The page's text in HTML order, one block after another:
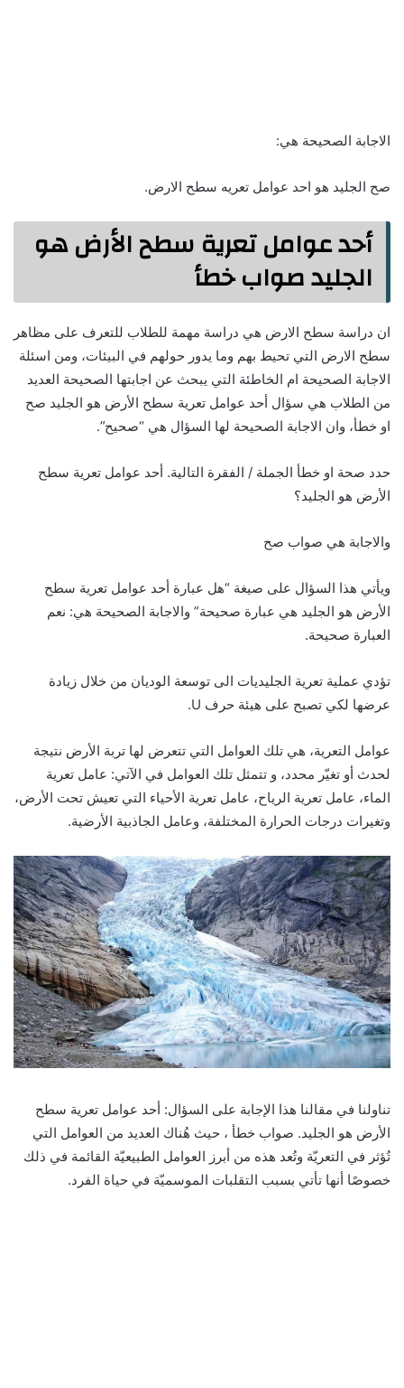
الاجابة الصحيحة هي:
صح الجليد هو احد عوامل تعريه سطح الارض.
أحد عوامل تعرية سطح الأرض هو
الجليد صواب خطأ
ان دراسة سطح الارض هي دراسة مهمة للطلاب للتعرف على مظاهر
سطح الارض التي تحيط بهم وما يدور حولهم في البيئات، ومن اسئلة
الاجابة الصحيحة ام الخاطئة التي يبحث عن اجابتها الصحيحة العديد
من الطلاب هي سؤال أحد عوامل تعرية سطح الأرض هو الجليد صح
او خطأ، وان الاجابة الصحيحة لها السؤال هي “صحيح”.
حدد صحة او خطأ الجملة / الفقرة التالية. أحد عوامل تعرية سطح
الأرض هو الجليد؟
والاجابة هي صواب صح
ويأتي هذا السؤال على صيغة “هل عبارة أحد عوامل تعرية سطح
الأرض هو الجليد هي عبارة صحيحة” والاجابة الصحيحة هي: نعم
العبارة صحيحة.
تؤدي عملية تعرية الجليديات الى توسعة الوديان من خلال زيادة
عرضها لكي تصبح على هيئة حرف U.
عوامل التعرية، هي تلك العوامل التي تتعرض لها تربة الأرض نتيجة
لحدث أو تغيّر محدد، و تتمثل تلك العوامل في الآتي: عامل تعرية
الماء، عامل تعرية الرياح، عامل تعرية الأحياء التي تعيش تحت الأرض،
وتغيرات درجات الحرارة المختلفة، وعامل الجاذبية الأرضية.
تناولنا في مقالنا هذا الإجابة على السؤال: أحد عوامل تعرية سطح
الأرض هو الجليد. صواب خطأ ، حيث هُناك العديد من العوامل التي
تُؤثر في التعريّة وتُعد هذه من أبرز العوامل الطبيعيّة القائمة في ذلك
خصوصًا أنها تأتي بسبب التقلبات الموسميّة في حياة الفرد.